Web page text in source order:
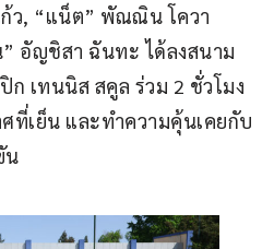
ว, “แน็ต” พัณณิน โควา
อัญชิสา ฉันทะ ได้ลงสนาม
เทนนิส สคูล ร่วม 2 ชั่วโมง
ที่เย็น และทำความคุ้นเคยกับ
น